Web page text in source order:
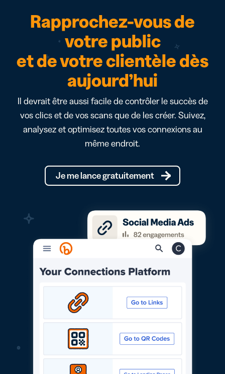
Rapprochez-vous de
votre public
et de votre clientèle dès
aujourd’hui
Il devrait être aussi facile de contrôler le succès de
vos clics et de vos scans que de les créer. Suivez,
analysez et optimisez toutes vos connexions au
même endroit.
Je me lance gratuitement